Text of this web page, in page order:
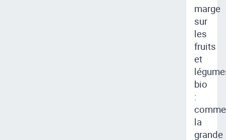
marge
sur
les
fruits
et
bio
:
la
grande